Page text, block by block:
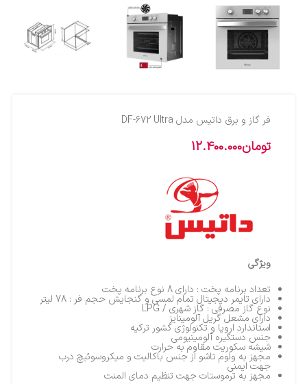
فر گاز و برق داتیس مدل DF-672 Ultra
تومان12.400.000
ویژگی
تعداد برنامه پخت : دارای 8 نوع برنامه پخت
دارای تایمر دیجیتال تمام لمسی و گنجایش حجم فر : 78 لیتر
نوع گاز مصرفی : گاز شهری / LPG
دارای مشعل گریل آلومینایز
استاندارد اروپا و تکنولوژی کشور ترکیه
جنس دستگیره آلومینیومی
شیشه سکوریت مقاوم به حرارت
مجهز به ولوم تاشو از جنس باکالیت و میکروسوئیچ درب
جهت ایمنی
مجهز به ترموستات جهت تنظیم دمای المنت